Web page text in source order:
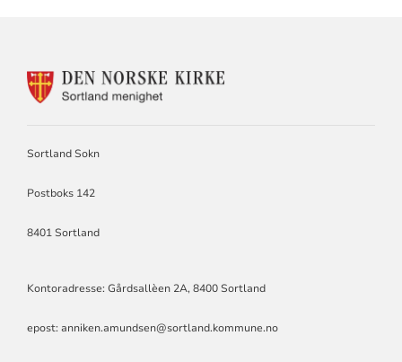
KONTAKTINFORMASJON
Sortland Sokn
Postboks 142
8401 Sortland
Kontoradresse: Gårdsallèen 2A, 8400 Sortland
epost: anniken.amundsen@sortland.kommune.no